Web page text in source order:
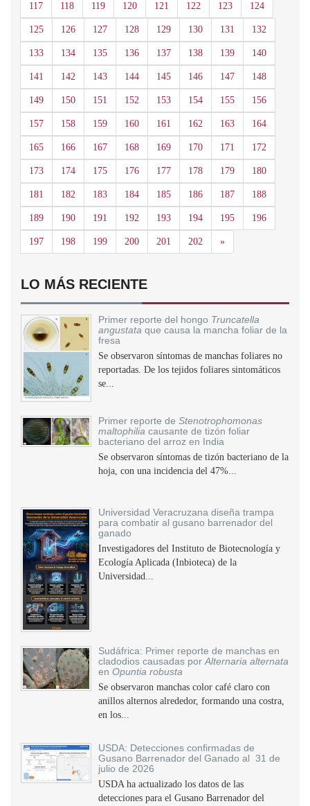
117 118 119 120 121 122 123 124
125 126 127 128 129 130 131 132
133 134 135 136 137 138 139 140
141 142 143 144 145 146 147 148
149 150 151 152 153 154 155 156
157 158 159 160 161 162 163 164
165 166 167 168 169 170 171 172
173 174 175 176 177 178 179 180
181 182 183 184 185 186 187 188
189 190 191 192 193 194 195 196
197 198 199 200 201 202 »Siguiente
LO MÁS RECIENTE
Primer reporte del hongo Truncatella
angustata que causa la mancha foliar de la
fresa
Se observaron síntomas de manchas foliares no
reportadas. De los tejidos foliares sintomáticos
se...
Primer reporte de Stenotrophomonas
maltophilia causante de tizón foliar
bacteriano del arroz en India
Se observaron síntomas de tizón bacteriano de la
hoja, con una incidencia del 47%...
Universidad Veracruzana diseña trampa
para combatir al gusano barrenador del
ganado
Investigadores del Instituto de Biotecnología y
Ecología Aplicada (Inbioteca) de la
Universidad...
Sudáfrica: Primer reporte de manchas en
cladodios causadas por Alternaria alternata
en Opuntia robusta
Se observaron manchas color café claro con
anillos alternos alrededor, formando una costra,
en los...
USDA: Detecciones confirmadas de
Gusano Barrenador del Ganado al 31 de
julio de 2026
USDA ha actualizado los datos de las
detecciones para el Gusano Barrenador del